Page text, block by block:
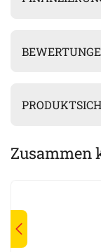
Zusammen